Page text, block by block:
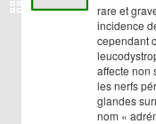
rare et
incidence
cependant
affecte non
les nerfs
glandes
nom «